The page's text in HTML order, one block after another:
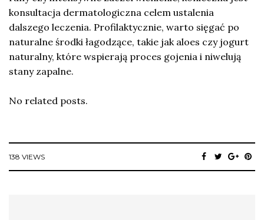
konsultacja dermatologiczna celem ustalenia
dalszego leczenia. Profilaktycznie, warto sięgać po
naturalne środki łagodzące, takie jak aloes czy jogurt
naturalny, które wspierają proces gojenia i niwelują
stany zapalne.
No related posts.
138 VIEWS